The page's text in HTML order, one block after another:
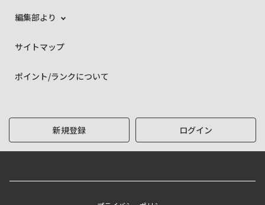
編集部より
サイトマップ
ポイント/ランクについて
新規登録 ログイン